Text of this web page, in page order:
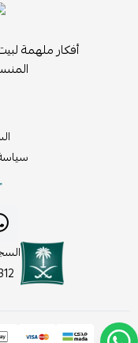
أفكار ملهمة